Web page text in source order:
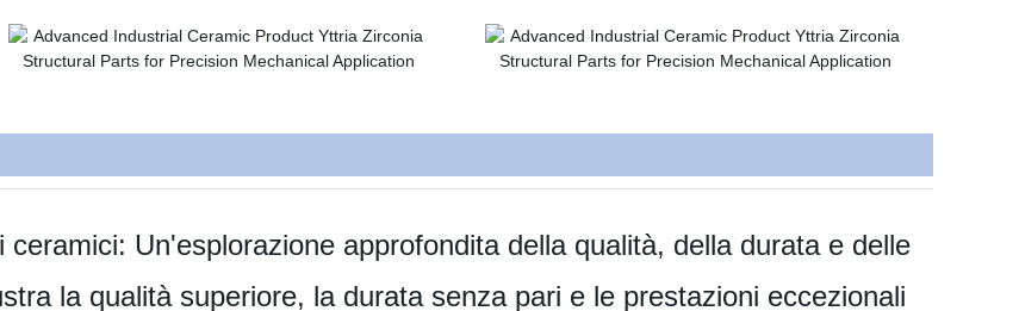
Un'esplorazione approfondita della qualità, della durata e delle
la qualità superiore, la durata senza pari e le prestazioni eccezionali